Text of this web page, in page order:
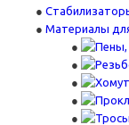
Материалы